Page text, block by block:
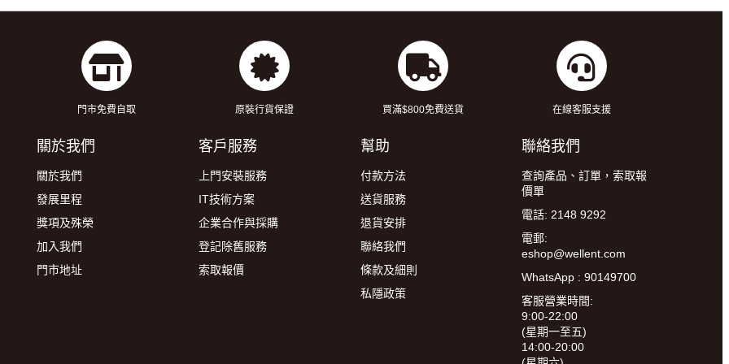
門市免費自取 原裝行貨保證 買滿$800免費送貨 在線客服支援
關於我們
關於我們
發展里程
獎項及殊榮
加入我們
門市地址
客戶服務
上門安裝服務
IT技術方案
企業合作與採購
登記除舊服務
索取報價
幫助
付款方法
送貨服務
退貨安排
聯絡我們
條款及細則
私隱政策
聯絡我們
查詢產品、訂單，索取報
價單
電話: 2148 9292
電郵:
eshop@wellent.com
WhatsApp : 90149700
客服營業時間:
9:00-22:00
(星期一至五)
14:00-20:00